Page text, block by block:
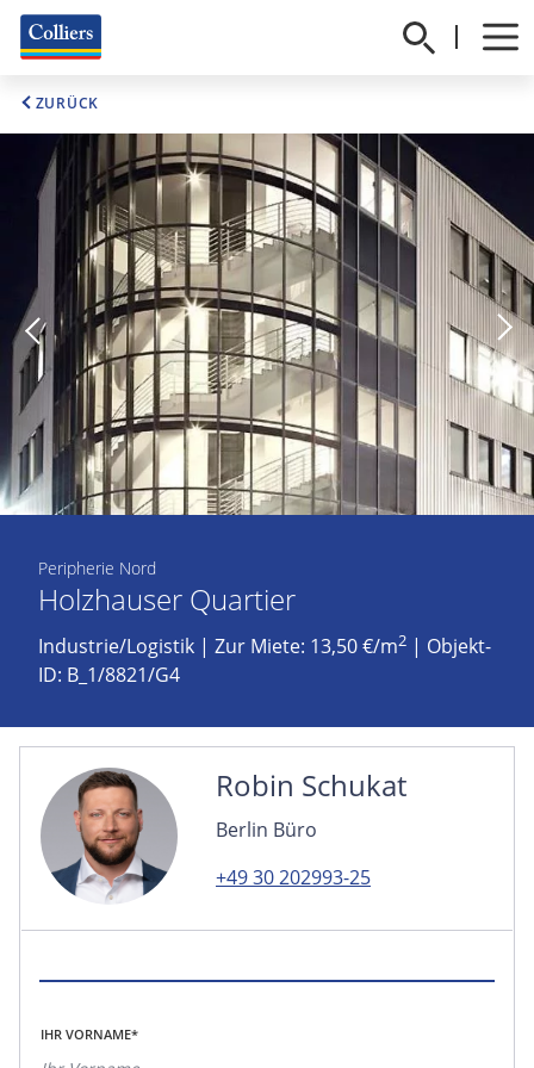
ZURÜCK
Peripherie Nord
Holzhauser Quartier
Industrie/Logistik | Zur Miete: 13,50 €/m2 | Objekt-
ID: B_1/8821/G4
Robin Schukat
Berlin Büro
+49 30 202993-25
IHR VORNAME*